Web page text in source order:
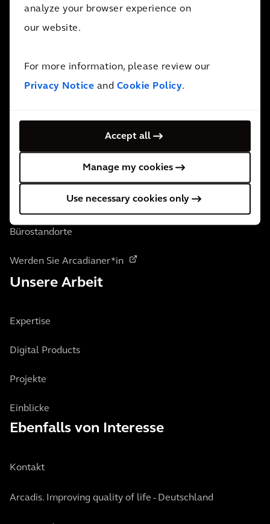
analyze your browser experience on
our website.
For more information, please review our
Privacy Notice and Cookie Policy.
Accept all
Manage my cookies
Use necessary cookies only
aktiv. Wir unterstützen unsere Kunden überall dort, wo
wir gebraucht werden.
Kontaktieren Sie uns
Folgen Sie uns
Wer wir sind
Bürostandorte
Werden Sie Arcadianer*in
Unsere Arbeit
Expertise
Digital Products
Projekte
Einblicke
Ebenfalls von Interesse
Kontakt
Arcadis. Improving quality of life - Deutschland